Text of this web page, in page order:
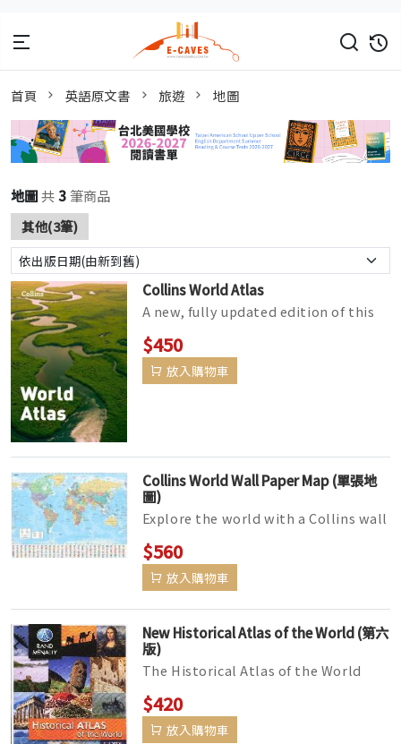
首頁 英語原文書 旅遊 地圖
地圖共3筆商品
其他(3筆)
Collins World Atlas
A new, fully updated edition of this
bestselling atlas of the world. Great
value and contains all th...
$450
放入購物車
Collins World Wall Paper Map (單張地
圖)
Explore the world with a Collins wall
map Fully updated world map to
include the latest political ch...
$560
放入購物車
New Historical Atlas of the World (第六
版)
The Historical Atlas of the World
presents important periods and
turning points in 5,000 years of wo...
$420
放入購物車